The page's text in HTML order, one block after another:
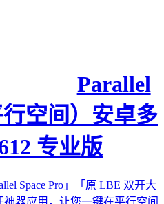
Parallel
空间）安卓多
专业版
Space Pro」「原 LBE 双开大
器应用，让您一键在平行空间